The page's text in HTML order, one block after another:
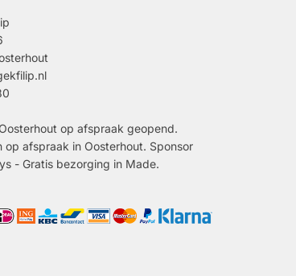
op afspraak geopend.
op afspraak in Oosterhout. Sponsor
- Gratis bezorging in Made.